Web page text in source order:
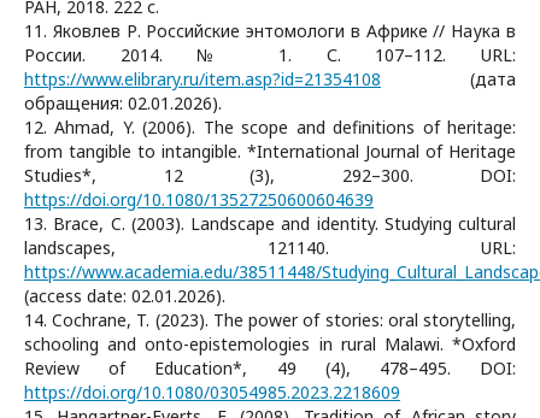
РАН, 2018. 222 с.
11. Яковлев Р. Российские энтомологи в Африке // Наука в
России. 2014. № 1. С. 107–112. URL:
https://www.elibrary.ru/item.asp?id=21354108 (дата
обращения: 02.01.2026).
12. Ahmad, Y. (2006). The scope and definitions of heritage:
from tangible to intangible. *International Journal of Heritage
Studies*, 12 (3), 292–300. DOI:
https://doi.org/10.1080/13527250600604639
13. Brace, C. (2003). Landscape and identity. Studying cultural
landscapes, 121140. URL:
https://www.academia.edu/38511448/
(access date: 02.01.2026).
14. Cochrane, T. (2023). The power of stories: oral storytelling,
schooling and onto-epistemologies in rural Malawi. *Oxford
Review of Education*, 49 (4), 478–495. DOI:
https://doi.org/10.1080/03054985.2023.2218609